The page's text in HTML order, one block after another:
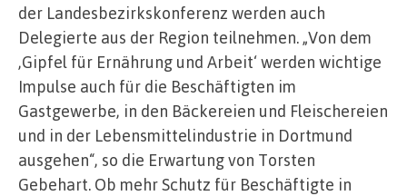
der Landesbezirkskonferenz werden auch
Delegierte aus der Region teilnehmen. „Von dem
‚Gipfel für Ernährung und Arbeit‘ werden wichtige
Impulse auch für die Beschäftigten im
Gastgewerbe, in den Bäckereien und Fleischereien
und in der Lebensmittelindustrie in Dortmund
ausgehen“, so die Erwartung von Torsten
Gebehart. Ob mehr Schutz für Beschäftigte in